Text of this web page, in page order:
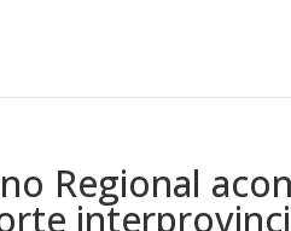
Regional